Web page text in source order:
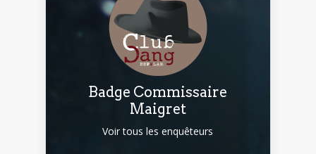
Badge Commissaire
Maigret
Voir tous les enquêteurs